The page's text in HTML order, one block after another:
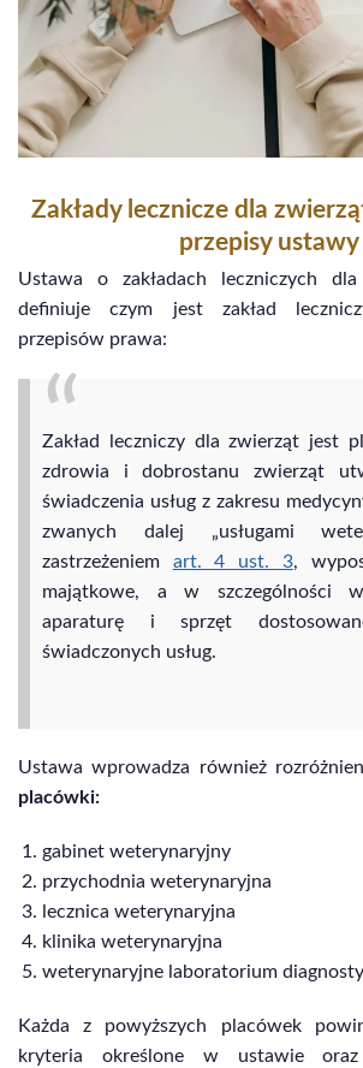
Zakłady lecznicze dla
przepisy ustawy
Ustawa o zakładach leczniczych
definiuje czym jest zakład
przepisów prawa:
Zakład leczniczy dla zwierząt jest
zdrowia i dobrostanu zwierząt
świadczenia usług z zakresu
zwanych dalej „usługami
zastrzeżeniem art. 4 ust. 3,
majątkowe, a w szczególności w
aparaturę i sprzęt
świadczonych usług.
Ustawa wprowadza również
placówki:
gabinet weterynaryjny
przychodnia weterynaryjna
lecznica weterynaryjna
klinika weterynaryjna
weterynaryjne laboratorium
Każda z powyższych placówek
kryteria określone w ustawie oraz